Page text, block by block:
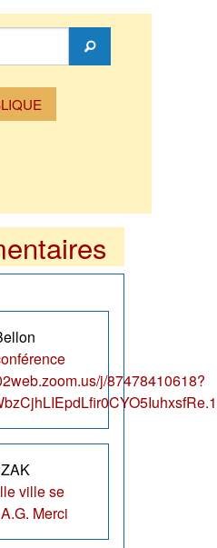
Rechercher
j/87478410618?
ville se
Merci